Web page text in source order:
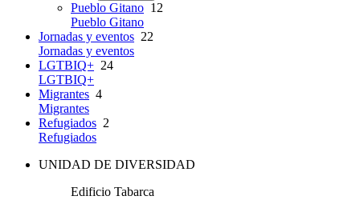
Pueblo Gitano 12
Pueblo Gitano
Jornadas y eventos 22
Jornadas y eventos
LGTBIQ+ 24
LGTBIQ+
Migrantes 4
Migrantes
Refugiados 2
Refugiados
UNIDAD DE DIVERSIDAD
Edificio Tabarca